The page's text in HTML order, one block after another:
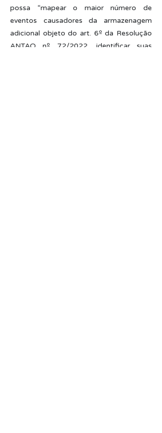
possa “mapear o maior número de
eventos causadores da armazenagem
adicional objeto do art. 6º da Resolução
ANTAQ nº 72/2022, identificar suas